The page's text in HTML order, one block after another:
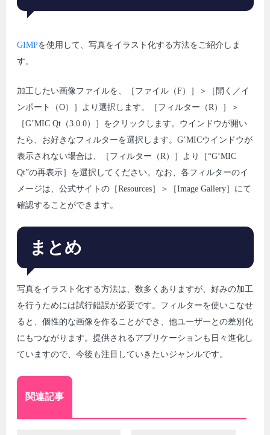
GIMPを使用して、写真をイラスト化する方法をご紹介しま
す。
加工したい画像ファイルを、［ファイル（F）］＞［開く／イ
ンポート（O）］より選択します。［フィルター（R）］＞
［G’MIC Qt（3.0.0）］をクリックします。ウインドウが開い
たら、お好きなフィルターを選択します。G’MICウインドウが
表示されない場合は、［フィルター（R）］より［“G‘MIC
Qt”の再表示］を選択してください。なお、各フィルターのイ
メージは、公式サイトの［Resources］＞［Image Gallery］にて
確認することができます。
まとめ
写真をイラスト化する方法は、数多くありますが、好みの加工
を行うためには試行錯誤が必要です。フィルターを使いこなせ
ると、個性的な画像を作ることができ、他ユーザーとの差別化
にもつながります。提供されるアプリケーションも日々進化し
ていますので、今後も注目していきたいジャンルです。
関連記事